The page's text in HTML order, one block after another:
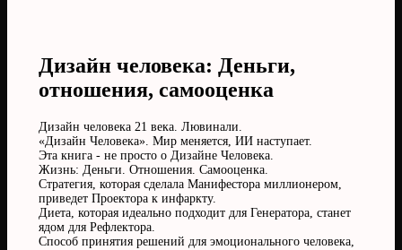
Дизайн человека: Деньги,
отношения, самооценка
Дизайн человека 21 века. Лювинали.
«Дизайн Человека». Мир меняется, ИИ наступает.
Эта книга - не просто о Дизайне Человека.
Жизнь: Деньги. Отношения. Самооценка.
Стратегия, которая сделала Манифестора миллионером,
приведет Проектора к инфаркту.
Диета, которая идеально подходит для Генератора, станет
ядом для Рефлектора.
Способ принятия решений для эмоционального человека,